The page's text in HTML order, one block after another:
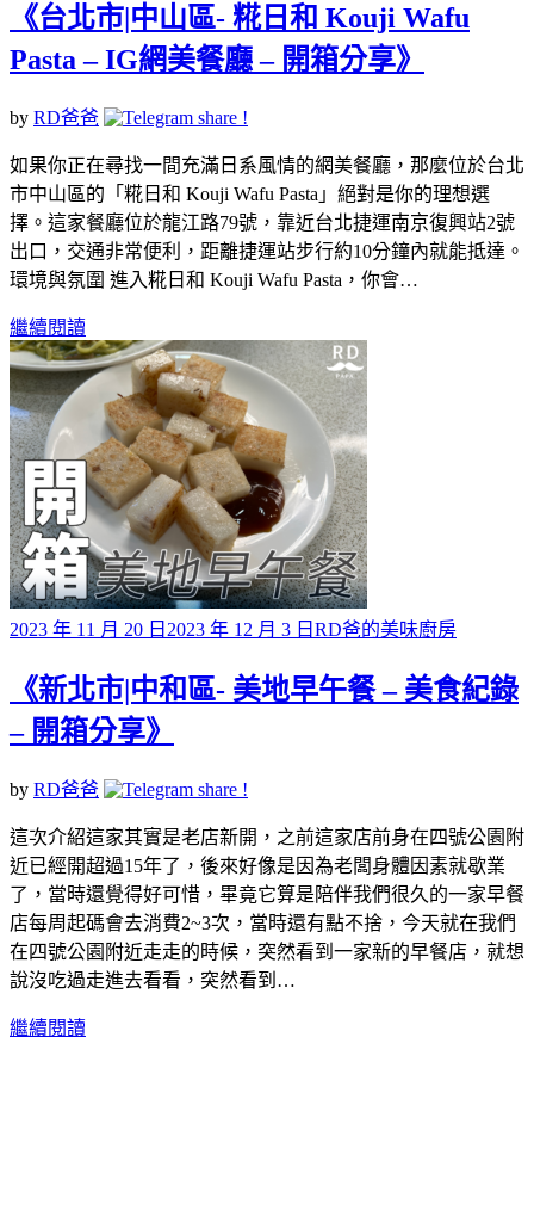
《台北市|中山區- 糀日和 Kouji Wafu
Pasta – IG網美餐廳 – 開箱分享》
by RD爸爸
如果你正在尋找一間充滿日系風情的網美餐廳，那麼位於台北
市中山區的「糀日和 Kouji Wafu Pasta」絕對是你的理想選
擇。這家餐廳位於龍江路79號，靠近台北捷運南京復興站2號
出口，交通非常便利，距離捷運站步行約10分鐘內就能抵達。
環境與氛圍 進入糀日和 Kouji Wafu Pasta，你會…
繼續閱讀
Posted
on
2023 年 11 月 20 日 2023 年 12 月 3 日 RD爸的美味廚房
《新北市|中和區- 美地早午餐 – 美食紀錄
– 開箱分享》
by RD爸爸
這次介紹這家其實是老店新開，之前這家店前身在四號公園附
近已經開超過15年了，後來好像是因為老闆身體因素就歇業
了，當時還覺得好可惜，畢竟它算是陪伴我們很久的一家早餐
店每周起碼會去消費2~3次，當時還有點不捨，今天就在我們
在四號公園附近走走的時候，突然看到一家新的早餐店，就想
說沒吃過走進去看看，突然看到…
繼續閱讀